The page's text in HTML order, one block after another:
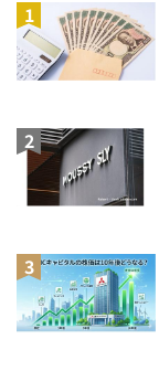
1
2
3